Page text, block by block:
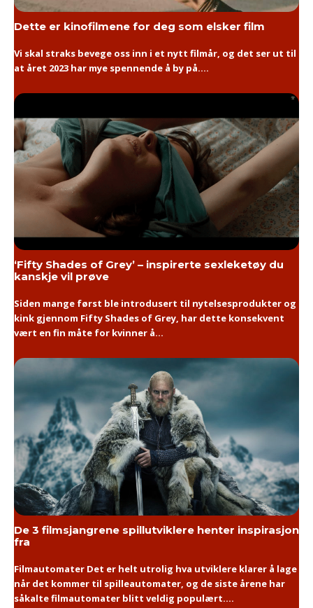
Dette er kinofilmene for deg som elsker film
Vi skal straks bevege oss inn i et nytt filmår, og det ser ut til
at året 2023 har mye spennende å by på....
‘Fifty Shades of Grey’ – inspirerte sexleketøy du
kanskje vil prøve
Siden mange først ble introdusert til nytelsesprodukter og
kink gjennom Fifty Shades of Grey, har dette konsekvent
vært en fin måte for kvinner å...
De 3 filmsjangrene spillutviklere henter inspirasjon
fra
Filmautomater Det er helt utrolig hva utviklere klarer å lage
når det kommer til spilleautomater, og de siste årene har
såkalte filmautomater blitt veldig populært....